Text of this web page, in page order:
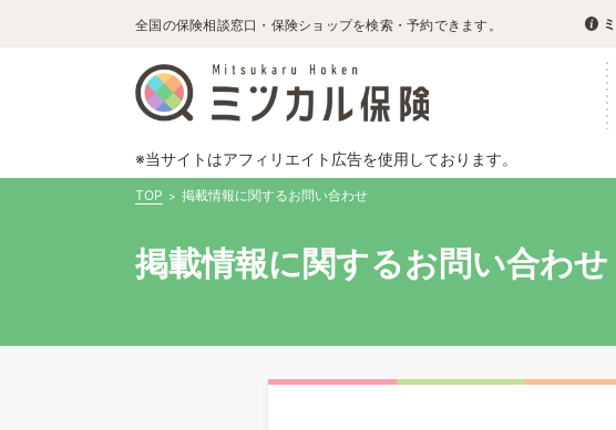
全国の保険相談窓口・保険ショップを検索・予約できます。
※当サイトはアフィリエイト広告を使用しております。
TOP 掲載情報に関するお問い合わせ
掲載情報に関するお問い合わせ